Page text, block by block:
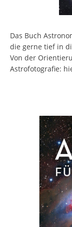
Das Buch
die gerne tief in
Von der
Astrofotografie: